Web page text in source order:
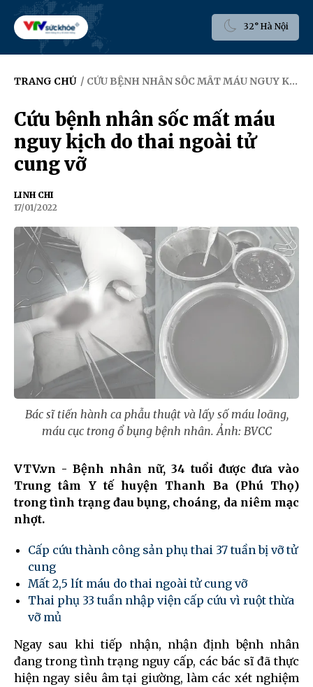
32° Hà Nội
TRANG CHỦ / CỨU BỆNH NHÂN SỐC MẤT MÁU NGUY KỊCH DO THAI NGOÀI TỬ CUNG VỠ
Cứu bệnh nhân sốc mất máu
nguy kịch do thai ngoài tử
cung vỡ
LINH CHI
17/01/2022
Bác sĩ tiến hành ca phẫu thuật và lấy số máu loãng,
máu cục trong ổ bụng bệnh nhân. Ảnh: BVCC
VTV.vn - Bệnh nhân nữ, 34 tuổi được đưa vào
Trung tâm Y tế huyện Thanh Ba (Phú Thọ)
trong tình trạng đau bụng, choáng, da niêm mạc
nhợt.
Cấp cứu thành công sản phụ thai 37 tuần bị vỡ tử
cung
Mất 2,5 lít máu do thai ngoài tử cung vỡ
Thai phụ 33 tuần nhập viện cấp cứu vì ruột thừa
vỡ mủ
Ngay sau khi tiếp nhận, nhận định bệnh nhân
đang trong tình trạng nguy cấp, các bác sĩ đã thực
hiện ngay siêu âm tại giường, làm các xét nghiệm